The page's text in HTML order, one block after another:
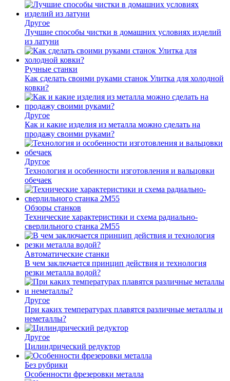
Другое
Лучшие способы чистки в домашних условиях изделий
из латуни
Ручные станки
Как сделать своими руками станок Улитка для холодной
ковки?
Другое
Как и какие изделия из металла можно сделать на
продажу своими руками?
Другое
Технология и особенности изготовления и вальцовки
обечаек
Обзоры станков
Технические характеристики и схема радиально-
сверлильного станка 2М55
Автоматические станки
В чем заключается принцип действия и технология
резки металла водой?
Другое
При каких температурах плавятся различные металлы и
неметаллы?
Другое
Цилиндрический редуктор
Без рубрики
Особенности фрезеровки металла